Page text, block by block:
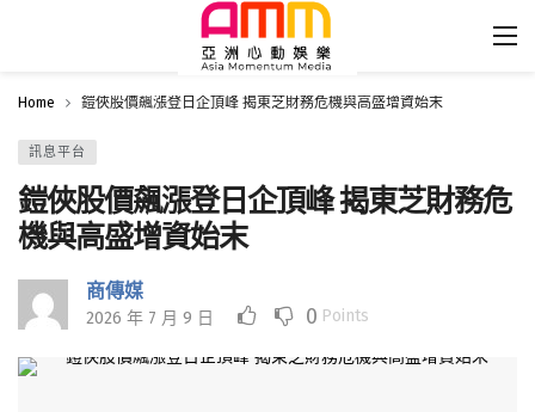
Home 鎧俠股價飆漲登日企頂峰 揭東芝財務危機與高盛增資始末
訊息平台
鎧俠股價飆漲登日企頂峰 揭東芝財務危
機與高盛增資始末
商傳媒
2026 年 7 月 9 日 0 Points